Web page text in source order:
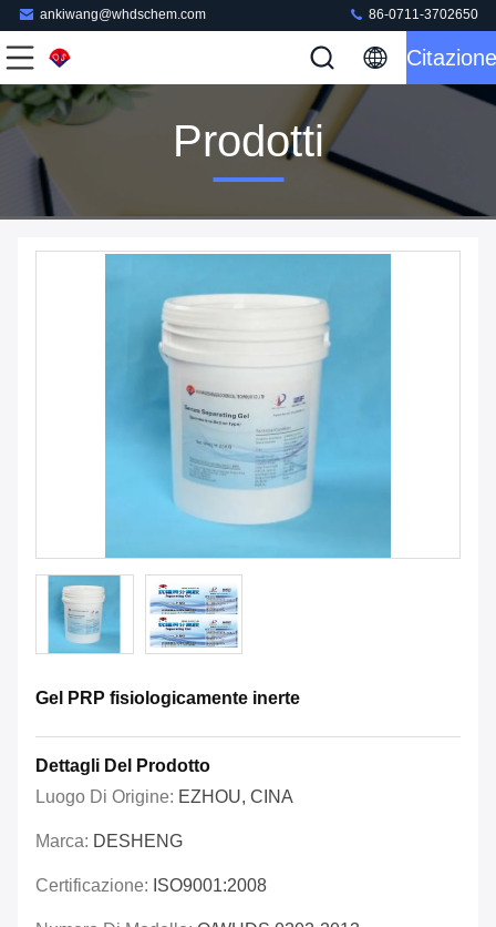
ankiwang@whdschem.com 86-0711-3702650
Citazione
Prodotti
Gel PRP fisiologicamente inerte
Dettagli Del Prodotto
Luogo Di Origine: EZHOU, CINA
Marca: DESHENG
Certificazione: ISO9001:2008